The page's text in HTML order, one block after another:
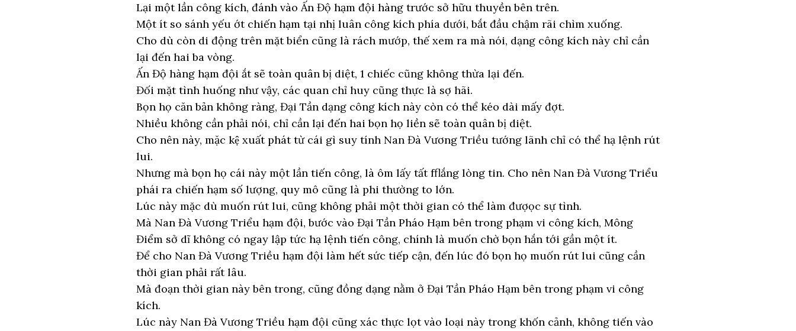
Lại một lần công kích, đánh vào Ấn Độ hạm đội hàng trước sở hữu thuyền bên trên.
Một ít so sánh yếu ớt chiến hạm tại nhị luân công kích phía dưới, bắt đầu chậm rãi chìm xuống.
Cho dù còn di động trên mặt biển cũng là rách mướp, thế xem ra mà nói, dạng công kích này chỉ cần
lại đến hai ba vòng.
Ấn Độ hàng hạm đội ắt sẽ toàn quân bị diệt, 1 chiếc cũng không thừa lại đến.
Đối mặt tình huống như vậy, các quan chỉ huy cũng thực là sợ hãi.
Bọn họ căn bản không ràng, Đại Tần dạng công kích này còn có thể kéo dài mấy đợt.
Nhiều không cần phải nói, chỉ cần lại đến hai bọn họ liền sẽ toàn quân bị diệt.
Cho nên này, mặc kệ xuất phát từ cái gì suy tính Nan Đà Vương Triều tướng lãnh chỉ có thể hạ lệnh rút
lui.
Nhưng mà bọn họ cái này một lần tiến công, là ôm lấy tất fflắng lòng tin. Cho nên Nan Đà Vương Triểu
phái ra chiến hạm số lượng, quy mô cũng là phi thường to lớn.
Lúc này mặc dù muốn rút lui, cũng không phải một thời gian có thể làm đượọc sự tình.
Mà Nan Đà Vương Triểu hạm đội, bước vào Đại Tần Pháo Hạm bên trong phạm vi công kích, Mông
Điểm sở dĩ không có ngay lập tức hạ lệnh tiến công, chính là muốn chờ bọn hắn tới gần một ít.
Để cho Nan Đà Vương Triều hạm đội làm hết sức tiếp cận, đến lúc đó bọn họ muốn rút lui cũng cần
thời gian phải rất lâu.
Mà đoạn thời gian này bên trong, cũng đồng dạng nằm ở Đại Tần Pháo Hạm bên trong phạm vi công
kích.
Lúc này Nan Đà Vương Triều hạm đội cũng xác thực lọt vào loại này trong khốn cảnh, không tiến vào